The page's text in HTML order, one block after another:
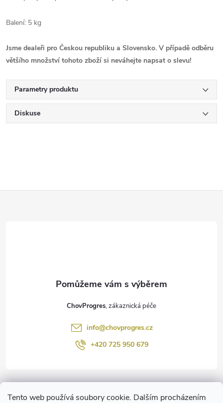
Tento web používá soubory cookie. Dalším procházením
Balení: 5 kg
Jsme dealeři pro Českou republiku a Slovensko. V případě odběru
většího množství tohoto zboží si neváhejte napsat o slevu!
Parametry produktu
Diskuse
ChovProgres
info@chovprogres.cz
+420 725 950 679